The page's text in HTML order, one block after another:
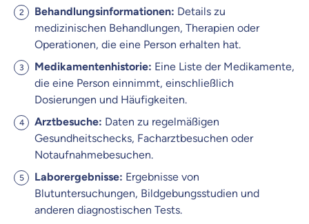
Behandlungsinformationen: Details zu
medizinischen Behandlungen, Therapien oder
Operationen, die eine Person erhalten hat.
Medikamentenhistorie: Eine Liste der Medikamente,
die eine Person einnimmt, einschließlich
Dosierungen und Häufigkeiten.
Arztbesuche: Daten zu regelmäßigen
Gesundheitschecks, Facharztbesuchen oder
Notaufnahmebesuchen.
Laborergebnisse: Ergebnisse von
Blutuntersuchungen, Bildgebungsstudien und
anderen diagnostischen Tests.